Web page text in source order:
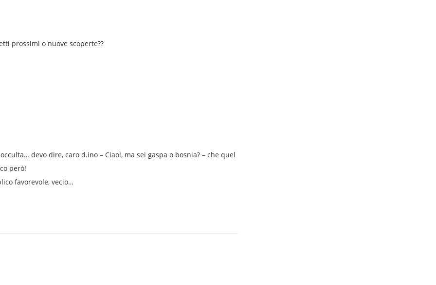
prossimi o nuove scoperte??
devo dire, caro d.ino – Ciao!, ma sei gaspa o bosnia? – che quel
però!
favorevole, vecio…